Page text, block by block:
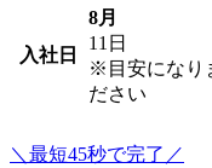
入社日
8月
11日
※目安になり
ださい
＼最短45秒で完了／